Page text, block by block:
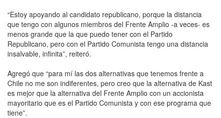
“Estoy apoyando al candidato republicano, porque la distancia
que tengo con algunos miembros del Frente Amplio -a veces- es
menos grande que la que puedo tener con el Partido
Republicano, pero con el Partido Comunista tengo una distancia
insalvable, infinita”, reiteró.
Agregó que “para mí las dos alternativas que tenemos frente a
Chile no me son indiferentes, pero creo que la alternativa de Kast
es mejor que la alternativa del Frente Amplio con un accionista
mayoritario que es el Partido Comunista y con ese programa que
tiene”.